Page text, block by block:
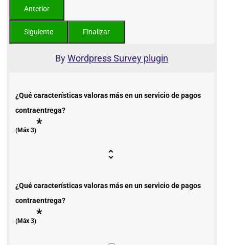
ByWordpress Survey plugin
¿Qué características valoras más en un servicio de pagos
contraentrega?
(Máx 3)*
¿Qué características valoras más en un servicio de pagos
contraentrega?
(Máx 3)*